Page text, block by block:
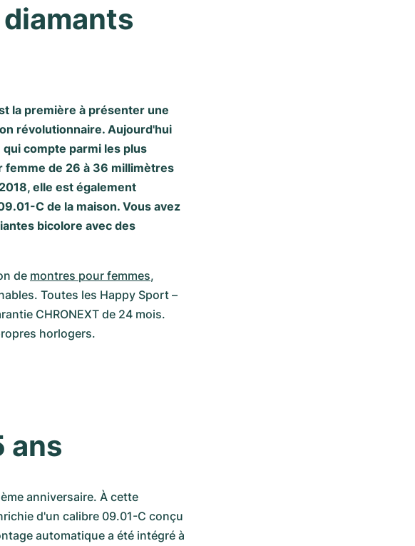
la première à présenter une
révolutionnaire. Aujourd'hui
compte parmi les plus
femme de 26 à 36 millimètres
elle est également
C de la maison. Vous avez
bicolore avec des
de montres pour femmes,
Toutes les Happy Sport –
CHRONEXT de 24 mois.
horlogers.
ans
anniversaire. À cette
d'un calibre 09.01-C conçu
automatique a été intégré à